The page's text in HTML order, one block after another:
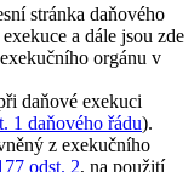
stránka daňového
a dále jsou zde
orgánu v
daňové exekuci
1 daňového řádu).
z exekučního
odst. 2, na použití